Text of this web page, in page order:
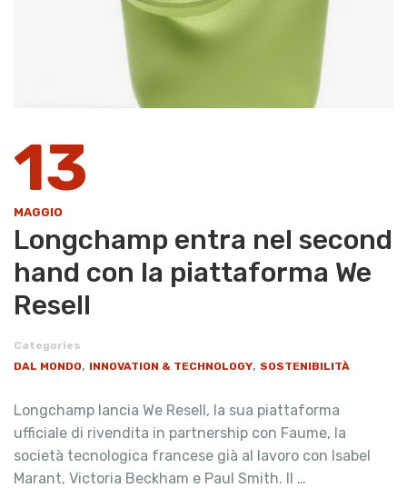
13
MAGGIO
Longchamp entra nel second
hand con la piattaforma We
Resell
Categories
DAL MONDO, INNOVATION & TECHNOLOGY, SOSTENIBILITÀ
Longchamp lancia We Resell, la sua piattaforma
ufficiale di rivendita in partnership con Faume, la
società tecnologica francese già al lavoro con Isabel
Marant, Victoria Beckham e Paul Smith. Il …